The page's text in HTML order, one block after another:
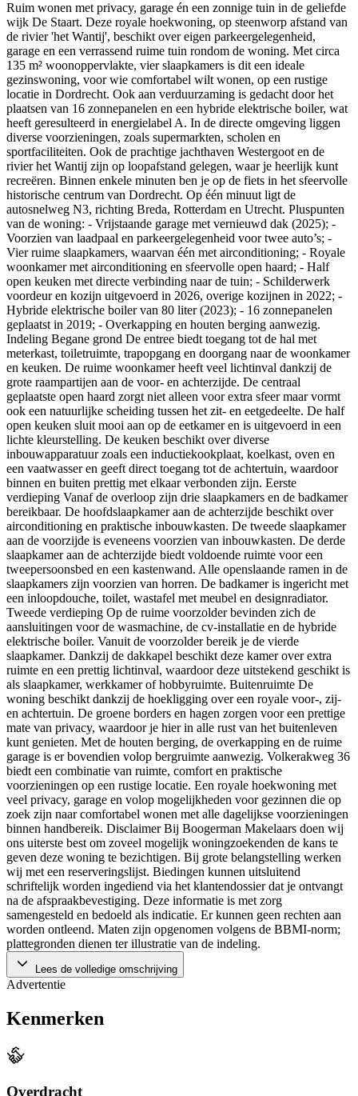
Ruim wonen met privacy, garage én een zonnige tuin in de geliefde
wijk De Staart. Deze royale hoekwoning, op steenworp afstand van
de rivier 'het Wantij', beschikt over eigen parkeergelegenheid,
garage en een verrassend ruime tuin rondom de woning. Met circa
135 m² woonoppervlakte, vier slaapkamers is dit een ideale
gezinswoning, voor wie comfortabel wilt wonen, op een rustige
locatie in Dordrecht. Ook aan verduurzaming is gedacht door het
plaatsen van 16 zonnepanelen en een hybride elektrische boiler, wat
heeft geresulteerd in energielabel A. In de directe omgeving liggen
diverse voorzieningen, zoals supermarkten, scholen en
sportfaciliteiten. Ook de prachtige jachthaven Westergoot en de
rivier het Wantij zijn op loopafstand gelegen, waar je heerlijk kunt
recreëren. Binnen enkele minuten ben je op de fiets in het sfeervolle
historische centrum van Dordrecht. Op één minuut ligt de
autosnelweg N3, richting Breda, Rotterdam en Utrecht. Pluspunten
van de woning: - Vrijstaande garage met vernieuwd dak (2025); -
Voorzien van laadpaal en parkeergelegenheid voor twee auto’s; -
Vier ruime slaapkamers, waarvan één met airconditioning; - Royale
woonkamer met airconditioning en sfeervolle open haard; - Half
open keuken met directe verbinding naar de tuin; - Schilderwerk
voordeur en kozijn uitgevoerd in 2026, overige kozijnen in 2022; -
Hybride elektrische boiler van 80 liter (2023); - 16 zonnepanelen
geplaatst in 2019; - Overkapping en houten berging aanwezig.
Indeling Begane grond De entree biedt toegang tot de hal met
meterkast, toiletruimte, trapopgang en doorgang naar de woonkamer
en keuken. De ruime woonkamer heeft veel lichtinval dankzij de
grote raampartijen aan de voor- en achterzijde. De centraal
geplaatste open haard zorgt niet alleen voor extra sfeer maar vormt
ook een natuurlijke scheiding tussen het zit- en eetgedeelte. De half
open keuken sluit mooi aan op de eetkamer en is uitgevoerd in een
lichte kleurstelling. De keuken beschikt over diverse
inbouwapparatuur zoals een inductiekookplaat, koelkast, oven en
een vaatwasser en geeft direct toegang tot de achtertuin, waardoor
binnen en buiten prettig met elkaar verbonden zijn. Eerste
verdieping Vanaf de overloop zijn drie slaapkamers en de badkamer
bereikbaar. De hoofdslaapkamer aan de achterzijde beschikt over
airconditioning en praktische inbouwkasten. De tweede slaapkamer
aan de voorzijde is eveneens voorzien van inbouwkasten. De derde
slaapkamer aan de achterzijde biedt voldoende ruimte voor een
tweepersoonsbed en een kastenwand. Alle openslaande ramen in de
slaapkamers zijn voorzien van horren. De badkamer is ingericht met
een inloopdouche, toilet, wastafel met meubel en designradiator.
Tweede verdieping Op de ruime voorzolder bevinden zich de
aansluitingen voor de wasmachine, de cv-installatie en de hybride
elektrische boiler. Vanuit de voorzolder bereik je de vierde
slaapkamer. Dankzij de dakkapel beschikt deze kamer over extra
ruimte en een prettig lichtinval, waardoor deze uitstekend geschikt is
als slaapkamer, werkkamer of hobbyruimte. Buitenruimte De
woning beschikt dankzij de hoekligging over een royale voor-, zij-
en achtertuin. De groene borders en hagen zorgen voor een prettige
mate van privacy, waardoor je hier in alle rust van het buitenleven
kunt genieten. Met de houten berging, de overkapping en de ruime
garage is er bovendien volop bergruimte aanwezig. Volkerakweg 36
biedt een combinatie van ruimte, comfort en praktische
voorzieningen op een rustige locatie. Een royale hoekwoning met
veel privacy, garage en volop mogelijkheden voor gezinnen die op
zoek zijn naar comfortabel wonen met alle dagelijkse voorzieningen
binnen handbereik. Disclaimer Bij Boogerman Makelaars doen wij
ons uiterste best om zoveel mogelijk woningzoekenden de kans te
geven deze woning te bezichtigen. Bij grote belangstelling werken
wij met een reserveringslijst. Biedingen kunnen uitsluitend
schriftelijk worden ingediend via het klantendossier dat je ontvangt
na de afspraakbevestiging. Deze informatie is met zorg
samengesteld en bedoeld als indicatie. Er kunnen geen rechten aan
worden ontleend. Maten zijn opgenomen volgens de BBMI-norm;
plattegronden dienen ter illustratie van de indeling.
Lees de volledige omschrijving
Advertentie
Kenmerken
Overdracht